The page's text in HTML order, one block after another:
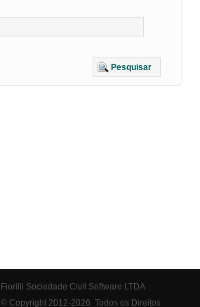
Pesquisar
Fiorilli Sociedade Civil Software LTDA
© Copyright 2012-2026. Todos os Direitos